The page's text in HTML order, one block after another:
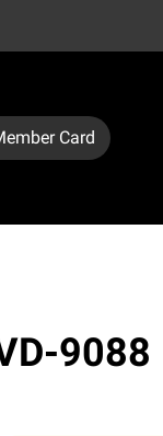
Card
9088